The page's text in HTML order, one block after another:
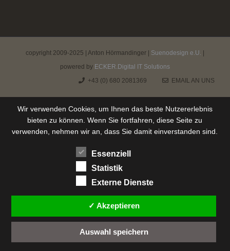
copyright 2009-2025 | Anton Hörmandinger | Suenodesign e.U.
powered by ECKER.Digital IT Solutions
+43 (0) 680 2081369
EMAIL AN UNS
Wir verwenden Cookies, um Ihnen das beste Nutzererlebnis
bieten zu können. Wenn Sie fortfahren, diese Seite zu
verwenden, nehmen wir an, dass Sie damit einverstanden sind.
Essenziell
Statistik
Externe Dienste
✓ Akzeptieren
Auswahl speichern